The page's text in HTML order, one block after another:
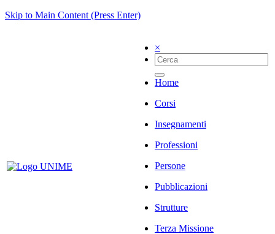
Skip to Main Content (Press Enter)
×
Home
Corsi
Insegnamenti
Professioni
Persone
Pubblicazioni
Strutture
Terza Missione